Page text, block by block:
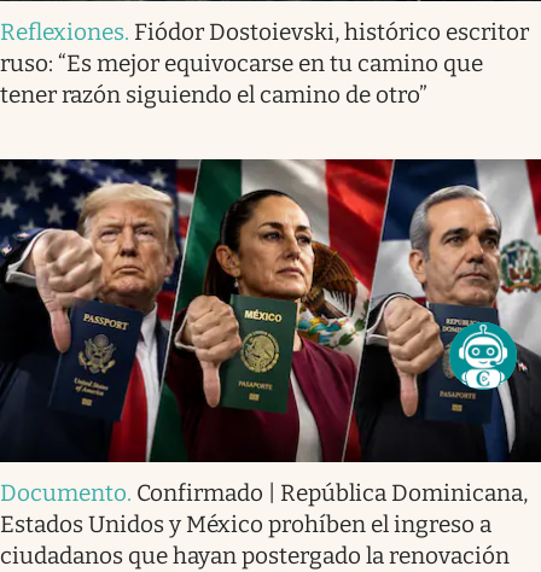
Reflexiones. Fiódor Dostoievski, histórico escritor
ruso: “Es mejor equivocarse en tu camino que
tener razón siguiendo el camino de otro”
Documento. Confirmado | República Dominicana,
Estados Unidos y México prohíben el ingreso a
ciudadanos que hayan postergado la renovación